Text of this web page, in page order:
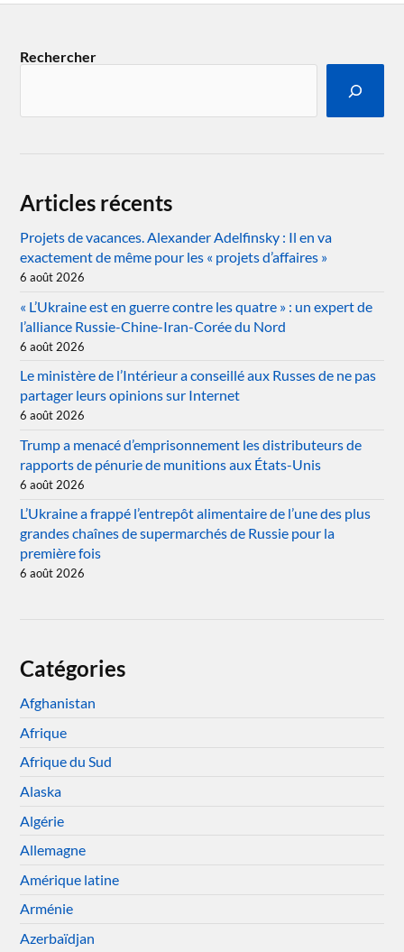
Rechercher
Articles récents
Projets de vacances. Alexander Adelfinsky : Il en va
exactement de même pour les « projets d’affaires »
6 août 2026
« L’Ukraine est en guerre contre les quatre » : un expert de
l’alliance Russie-Chine-Iran-Corée du Nord
6 août 2026
Le ministère de l’Intérieur a conseillé aux Russes de ne pas
partager leurs opinions sur Internet
6 août 2026
Trump a menacé d’emprisonnement les distributeurs de
rapports de pénurie de munitions aux États-Unis
6 août 2026
L’Ukraine a frappé l’entrepôt alimentaire de l’une des plus
grandes chaînes de supermarchés de Russie pour la
première fois
6 août 2026
Catégories
Afghanistan
Afrique
Afrique du Sud
Alaska
Algérie
Allemagne
Amérique latine
Arménie
Azerbaïdjan